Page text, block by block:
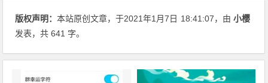
版权声明：本站原创文章，于2021年1月7日 18:41:07，由小樱
发表，共 641 字。